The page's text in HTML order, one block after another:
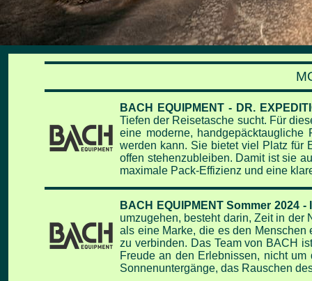
BACH EQUIPMENT - DR.
Tiefen der Reisetasche sucht. Für
eine moderne,
werden kann. Sie bietet viel Platz für
offen stehenzubleiben. Damit ist sie
maximale Pack-Effizienz und eine
BACH EQUIPMENT Sommer 2024
umzugehen, besteht darin, Zeit in der
als eine Marke, die es den
zu verbinden. Das Team von BACH
Freude an den Erlebnissen, nicht
Sonnenuntergänge, das Rauschen